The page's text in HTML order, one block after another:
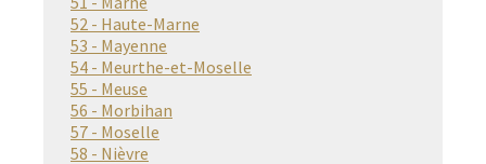
52 - Haute-Marne
53 - Mayenne
54 - Meurthe-et-Moselle
55 - Meuse
56 - Morbihan
57 - Moselle
58 - Nièvre